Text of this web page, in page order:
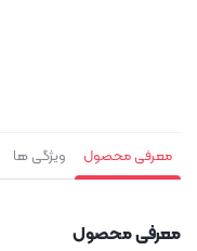
معرفی محصول ویژگی ها
معرفی محصول